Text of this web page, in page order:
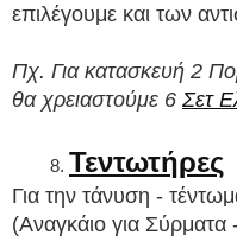
επιλέγουμε και των
Πχ. Για κατασκευή 2
θα χρειαστούμε 6 Σετ
Τεντωτήρες
Για την τάνυση -
(Αναγκάιο για Σύρματα